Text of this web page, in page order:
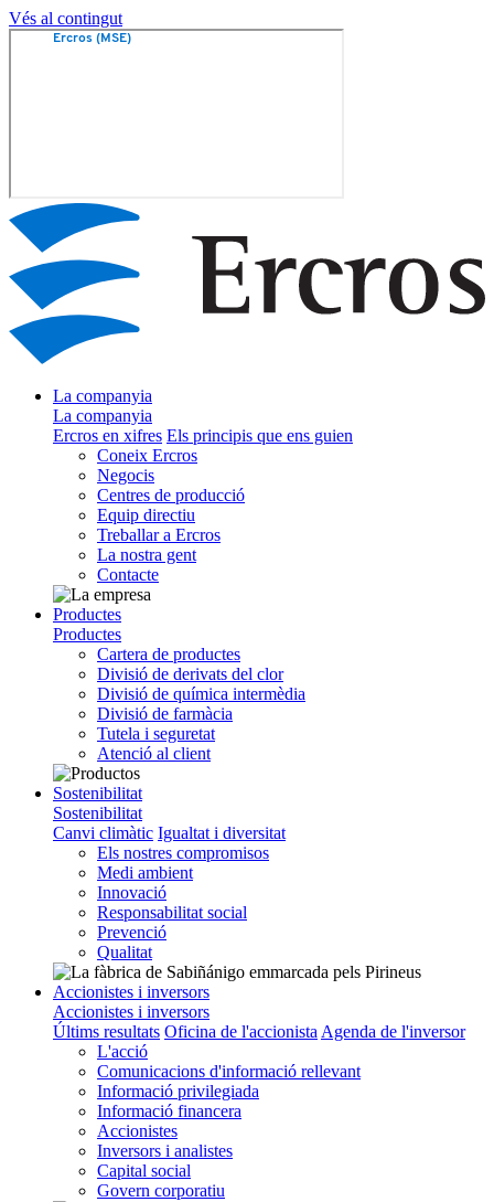
Vés al contingut
La companyia
La companyia
Ercros en xifres Els principis que ens guien
Coneix Ercros
Negocis
Centres de producció
Equip directiu
Treballar a Ercros
La nostra gent
Contacte
Productes
Productes
Cartera de productes
Divisió de derivats del clor
Divisió de química intermèdia
Divisió de farmàcia
Tutela i seguretat
Atenció al client
Sostenibilitat
Sostenibilitat
Canvi climàtic Igualtat i diversitat
Els nostres compromisos
Medi ambient
Innovació
Responsabilitat social
Prevenció
Qualitat
Accionistes i inversors
Accionistes i inversors
Últims resultats Oficina de l'accionista Agenda de l'inversor
L'acció
Comunicacions d'informació rellevant
Informació privilegiada
Informació financera
Accionistes
Inversors i analistes
Capital social
Govern corporatiu